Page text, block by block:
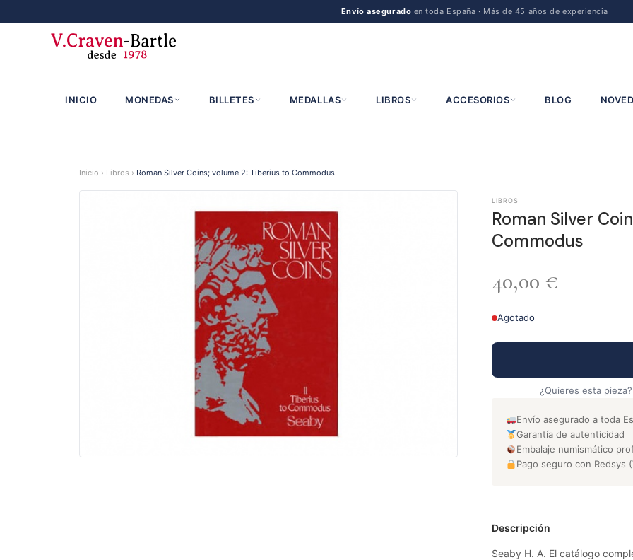
Envío asegurado en toda España · Más de 45 años de experiencia
INICIO MONEDAS BILLETES MEDALLAS LIBROS ACCESORIOS BLOG
Inicio › Libros › Roman Silver Coins; volume 2: Tiberius to Commodus
LIBROS
Roman Silver
Commodus
40,00 €
Agotado
¿Quieres esta
Envío asegurado a toda
Garantía de autenticidad
Embalaje numismático
Pago seguro con Redsys
Descripción
Seaby H. A. El catálogo